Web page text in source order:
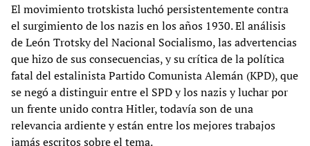
El movimiento trotskista luchó persistentemente contra
el surgimiento de los nazis en los años 1930. El análisis
de León Trotsky del Nacional Socialismo, las advertencias
que hizo de sus consecuencias, y su crítica de la política
fatal del estalinista Partido Comunista Alemán (KPD), que
se negó a distinguir entre el SPD y los nazis y luchar por
un frente unido contra Hitler, todavía son de una
relevancia ardiente y están entre los mejores trabajos
jamás escritos sobre el tema.